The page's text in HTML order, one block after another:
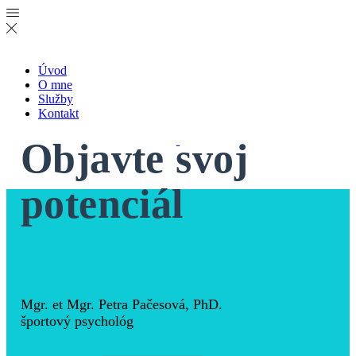
Úvod
O mne
Služby
Kontakt
Objavte svoj
potenciál
Mgr. et Mgr. Petra Pačesová, PhD.
športový psychológ